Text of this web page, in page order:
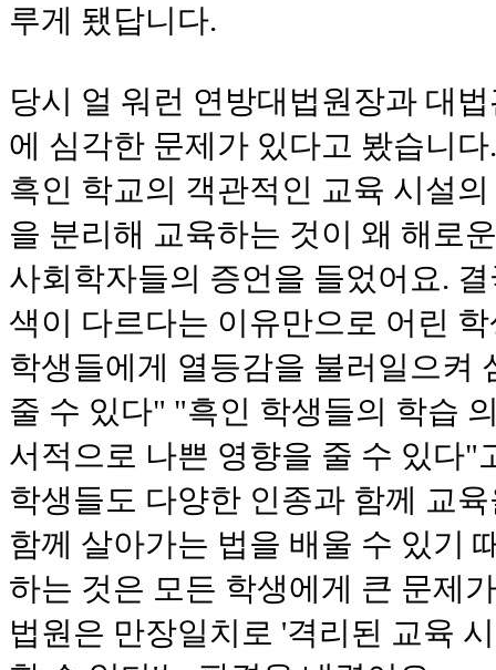
루게 됐답니다.
당시 얼 워런 연방대법원장과 대
에 심각한 문제가 있다고 봤습니
흑인 학교의 객관적인 교육 시설
을 분리해 교육하는 것이 왜 해로
사회학자들의 증언을 들었어요.
색이 다르다는 이유만으로 어린
학생들에게 열등감을 불러일으켜
줄 수 있다" "흑인 학생들의 학습
서적으로 나쁜 영향을 줄 수 있다"
학생들도 다양한 인종과 함께 교
함께 살아가는 법을 배울 수 있기
하는 것은 모든 학생에게 큰 문제
법원은 만장일치로 '격리된 교육